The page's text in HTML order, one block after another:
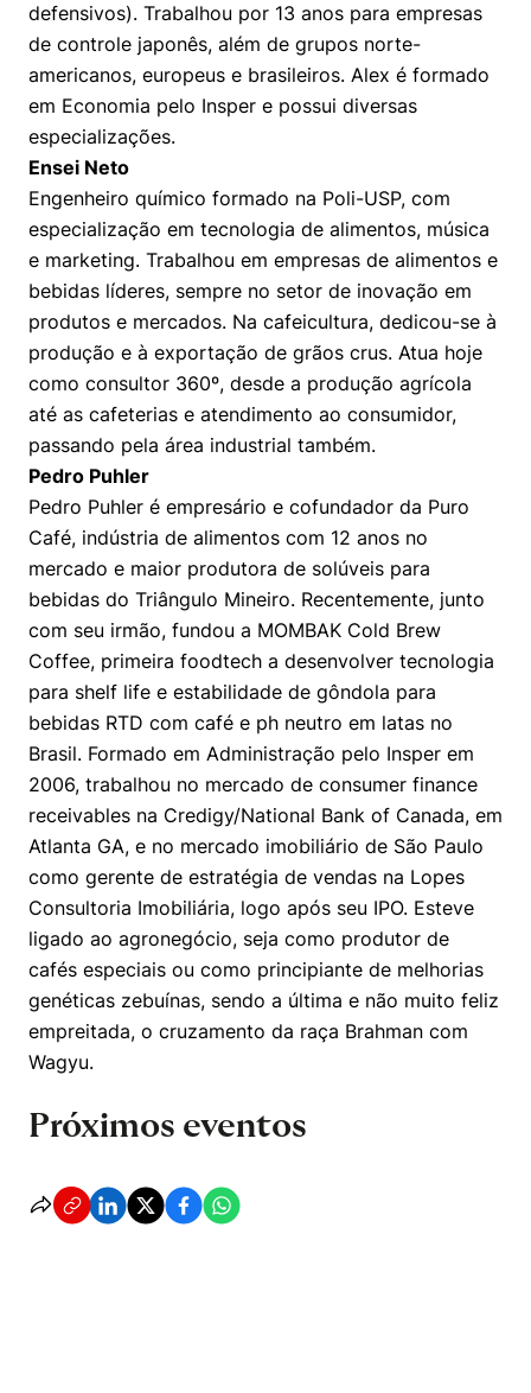
defensivos). Trabalhou por 13 anos para empresas
de controle japonês, além de grupos norte-
americanos, europeus e brasileiros. Alex é formado
em Economia pelo Insper e possui diversas
especializações.
Ensei Neto
Engenheiro químico formado na Poli-USP, com
especialização em tecnologia de alimentos, música
e marketing. Trabalhou em empresas de alimentos e
bebidas líderes, sempre no setor de inovação em
produtos e mercados. Na cafeicultura, dedicou-se à
produção e à exportação de grãos crus. Atua hoje
como consultor 360º, desde a produção agrícola
até as cafeterias e atendimento ao consumidor,
passando pela área industrial também.
Pedro Puhler
Pedro Puhler é empresário e cofundador da Puro
Café, indústria de alimentos com 12 anos no
mercado e maior produtora de solúveis para
bebidas do Triângulo Mineiro. Recentemente, junto
com seu irmão, fundou a MOMBAK Cold Brew
Coffee, primeira foodtech a desenvolver tecnologia
para shelf life e estabilidade de gôndola para
bebidas RTD com café e ph neutro em latas no
Brasil. Formado em Administração pelo Insper em
2006, trabalhou no mercado de consumer finance
receivables na Credigy/National Bank of Canada, em
Atlanta GA, e no mercado imobiliário de São Paulo
como gerente de estratégia de vendas na Lopes
Consultoria Imobiliária, logo após seu IPO. Esteve
ligado ao agronegócio, seja como produtor de
cafés especiais ou como principiante de melhorias
genéticas zebuínas, sendo a última e não muito feliz
empreitada, o cruzamento da raça Brahman com
Wagyu.
Próximos eventos